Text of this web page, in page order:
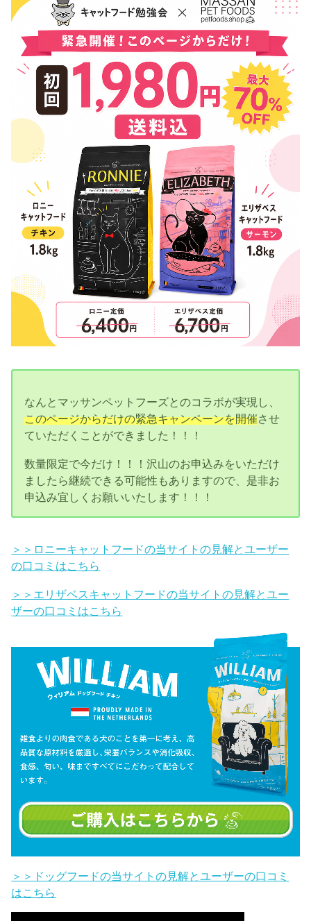
なんとマッサンペットフーズとのコラボが実現し、
このページからだけの緊急キャンペーンを開催させ
ていただくことができました！！！
数量限定で今だけ！！！沢山のお申込みをいただけ
ましたら継続できる可能性もありますので、是非お
申込み宜しくお願いいたします！！！
＞＞ロニーキャットフードの当サイトの見解とユーザー
の口コミはこちら
＞＞エリザベスキャットフードの当サイトの見解とユー
ザーの口コミはこちら
＞＞ドッグフードの当サイトの見解とユーザーの口コミ
はこちら